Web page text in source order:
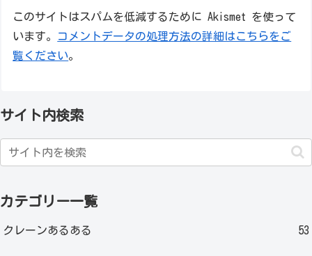
このサイトはスパムを低減するために Akismet を使って
います。
コメントデータの処理方法の詳細はこちらをご
覧ください。
サイト内検索
カテゴリー一覧
クレーンあるある 53